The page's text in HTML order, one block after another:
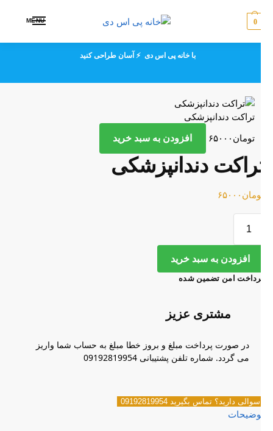
MENU
با خانه پی اس دی ⚡ آسان طراحی کنید
تراکت دندانپزشکی
تومان۶۵۰۰۰ افزودن به سبد خرید
دندانپزشکی
۶۵۰۰۰
افزودن به سبد خرید
امن تضمین شده
مشتری عزیز
در صورت پرداخت مبلغ و بروز خطا مبلغ به حساب شما واریز
می گردد. شماره تلفن پشتیبانی 09192819954
سوالی دارید؟ تماس بگیرید 09192819954